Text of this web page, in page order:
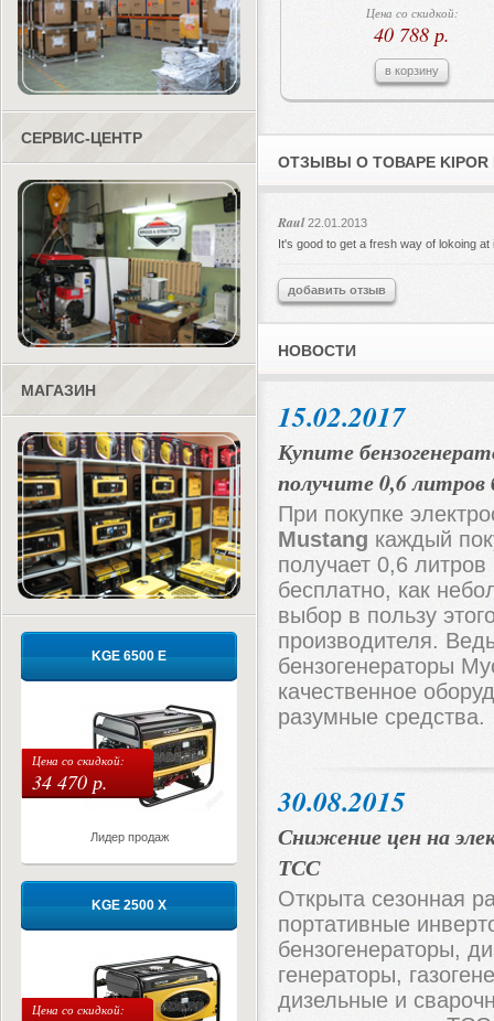
СЕРВИС-ЦЕНТР
МАГАЗИН
KGE 6500 E
Цена со скидкой:
34 470 р.
Лидер продаж
KGE 2500 X
Цена со скидкой:
Цена со скидкой:
40 788 р.
в корзину
ОТЗЫВЫ О ТОВАРЕ KIPOR
Raul22.01.2013
It's good to get a fresh way of lokoing at
добавить отзыв
НОВОСТИ
15.02.2017
Купите
получите 0,6
При покупке
Mustang каждый
получает 0,6
бесплатно, как
выбор в пользу
производителя.
бензогенераторы
качественное
разумные средства.
30.08.2015
Снижение цен на
ТСС
Открыта сезонная
портативные
бензогенераторы,
генераторы,
дизельные и